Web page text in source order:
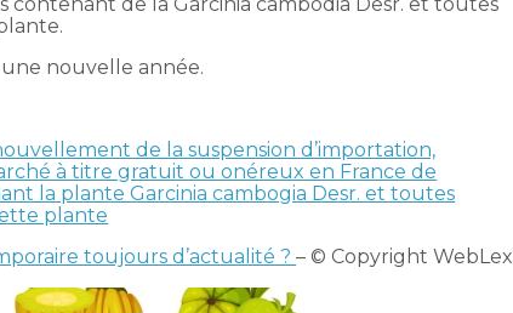
de la Garcinia cambodia Desr. et toutes
nouvelle année.
de la suspension d’importation,
à titre gratuit ou onéreux en France de
la plante Garcinia cambogia Desr. et toutes
plante
toujours d’actualité ?– © Copyright WebLex